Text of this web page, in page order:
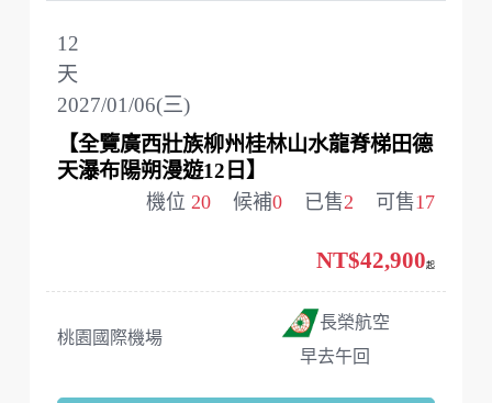
2027/01/06(三)
12
天
【全覽廣西壯族柳州桂林山水龍脊梯田德
天瀑布陽朔漫遊12日】
機位 20 候補0 已售2 可售17
桃園國際機場
長榮航空
早去午回
NT$42,900起